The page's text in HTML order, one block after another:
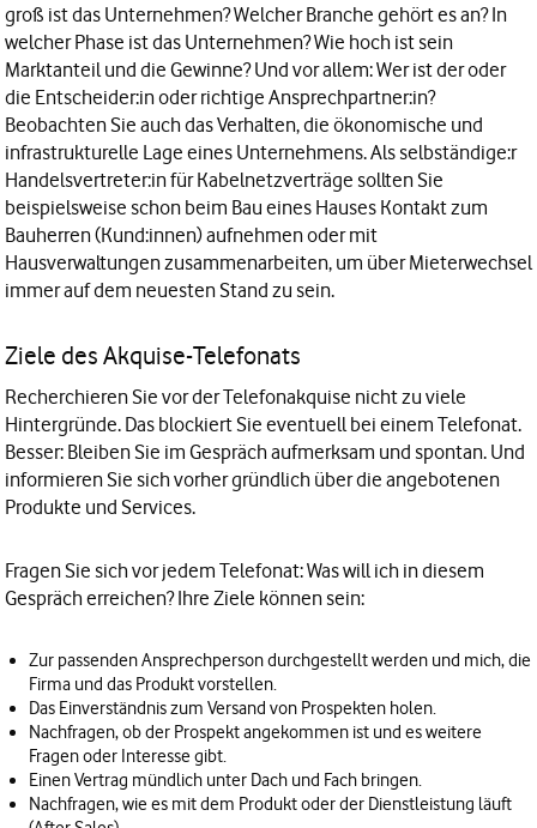
groß ist das Unternehmen? Welcher Branche gehört es an? In
welcher Phase ist das Unternehmen? Wie hoch ist sein
Marktanteil und die Gewinne? Und vor allem: Wer ist der oder
die Entscheider:in oder richtige Ansprechpartner:in?
Beobachten Sie auch das Verhalten, die ökonomische und
infrastrukturelle Lage eines Unternehmens. Als selbständige:r
Handelsvertreter:infür Kabelnetzverträge sollten Sie
beispielsweise schon beim Bau eines Hauses Kontakt zum
Bauherren (Kund:innen) aufnehmen oder mit
Hausverwaltungen zusammenarbeiten, um über Mieterwechsel
immer auf dem neuesten Stand zu sein.
Ziele des Akquise-Telefonats
Recherchieren Sie vor der Telefonakquise nicht zu viele
Hintergründe. Das blockiert Sie eventuell bei einem Telefonat.
Besser: Bleiben Sie im Gespräch aufmerksam und spontan. Und
informieren Sie sich vorher gründlich über die angebotenen
Produkte und Services.
Fragen Sie sich vor jedem Telefonat: Was will ich in diesem
Gespräch erreichen? Ihre Ziele können sein:
Zur passenden Ansprechperson durchgestellt werden und mich, die
Firma und das Produkt vorstellen.
Das Einverständnis zum Versand von Prospekten holen.
Nachfragen, ob der Prospekt angekommen ist und es weitere
Fragen oder Interesse gibt.
Einen Vertrag mündlich unter Dach und Fach bringen.
Nachfragen, wie es mit dem Produkt oder der Dienstleistung läuft